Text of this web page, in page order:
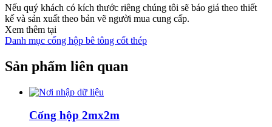
Nếu quý khách có kích thước riêng chúng tôi sẽ báo giá theo thiết
kế và sản xuất theo bản vẽ người mua cung cấp.
Xem thêm tại
Danh mục cống hộp bê tông cốt thép
Sản phẩm liên quan
Cống hộp 2mx2m